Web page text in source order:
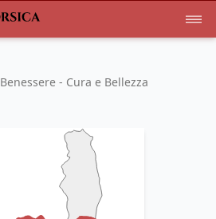
Benessere - Cura e Bellezza